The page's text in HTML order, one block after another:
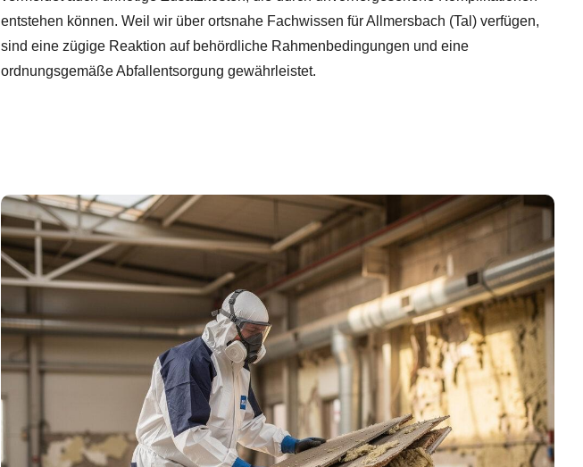
entstehen können. Weil wir über ortsnahe Fachwissen für Allmersbach (Tal) verfügen,
sind eine zügige Reaktion auf behördliche Rahmenbedingungen und eine
ordnungsgemäße Abfallentsorgung gewährleistet.